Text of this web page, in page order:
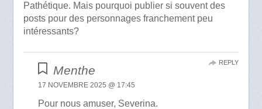
Pathétique. Mais pourquoi publier si souvent des
posts pour des personnages franchement peu
intéressants?
Menthe
17 NOVEMBRE 2025 @ 17:45
Pour nous amuser, Severina.
REPLY